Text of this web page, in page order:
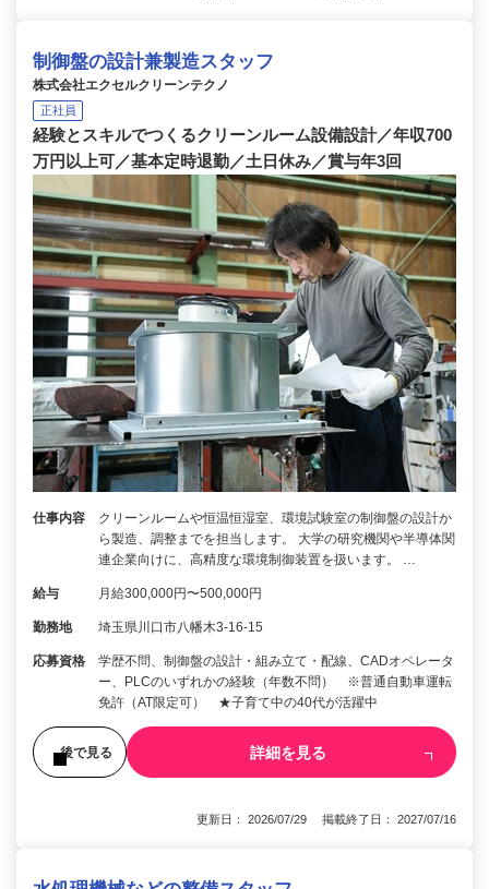
制御盤の設計兼製造スタッフ
株式会社エクセルクリーンテクノ
正社員
経験とスキルでつくるクリーンルーム設備設計／年収700
万円以上可／基本定時退勤／土日休み／賞与年3回
仕事内容
クリーンルームや恒温恒湿室、環境試験室の制御盤の設計か
ら製造、調整までを担当します。 大学の研究機関や半導体関
連企業向けに、高精度な環境制御装置を扱います。 …
給与 月給300,000円〜500,000円
勤務地 埼玉県川口市八幡木3-16-15
応募資格
学歴不問、制御盤の設計・組み立て・配線、CADオペレータ
ー、PLCのいずれかの経験（年数不問） ※普通自動車運転
免許（AT限定可） ★子育て中の40代が活躍中
後で見る 詳細を見る
更新日： 2026/07/29 掲載終了日： 2027/07/16